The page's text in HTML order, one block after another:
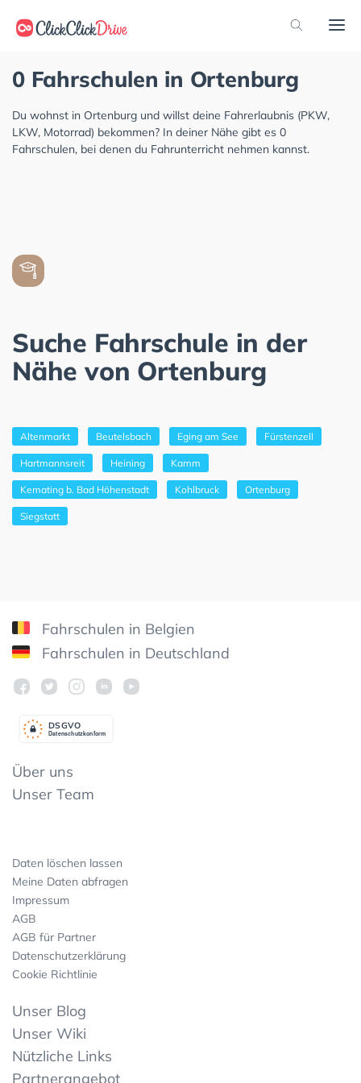
0 Fahrschulen in Ortenburg
Du wohnst in Ortenburg und willst deine Fahrerlaubnis (PKW,
LKW, Motorrad) bekommen? In deiner Nähe gibt es 0
Fahrschulen, bei denen du Fahrunterricht nehmen kannst.
Suche Fahrschule in der
Nähe von Ortenburg
Altenmarkt Beutelsbach Eging am See Fürstenzell
Hartmannsreit Heining Kamm
Kemating b. Bad Höhenstadt Kohlbruck Ortenburg
Siegstatt
Fahrschulen in Belgien
Fahrschulen in Deutschland
Datenschutzkonform
DSGVO
Über uns
Unser Team
Daten löschen lassen
Meine Daten abfragen
Impressum
AGB
AGB für Partner
Datenschutzerklärung
Cookie Richtlinie
Unser Blog
Unser Wiki
Nützliche Links
Partnerangebot